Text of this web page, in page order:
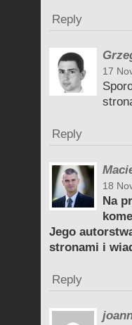
Reply
17
Reply
18
Na
Jego
stronami i
Reply